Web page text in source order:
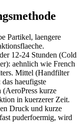
Partikel, laengere
12-24 Stunden (Cold
aehnlich wie French
Mittel (Handfilter
haeufigste
kurze
in kuerzerer Zeit.
Druck und kurze
puderfoermig, wird